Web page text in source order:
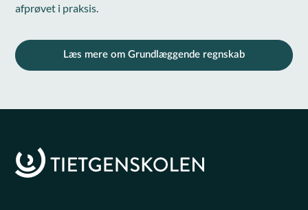
afprøvet i praksis.
Læs mere om Grundlæggende regnskab